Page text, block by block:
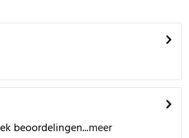
beoordelingen...meer